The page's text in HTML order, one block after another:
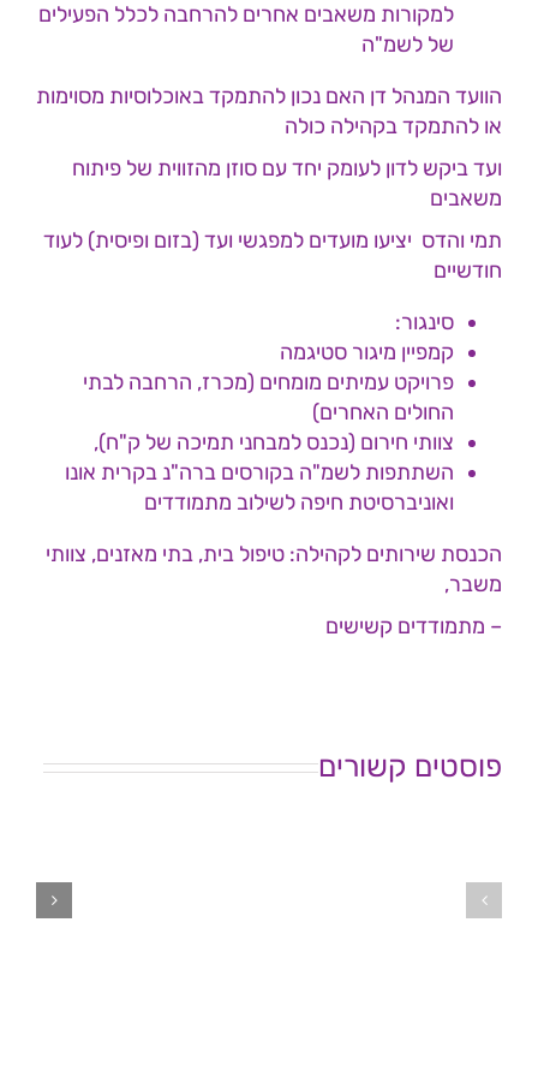
למקורות משאבים אחרים להרחבה לכלל הפעילים
של לשמ"ה
הוועד המנהל דן האם נכון להתמקד באוכלוסיות מסוימות
או להתמקד בקהילה כולה
ועד ביקש לדון לעומק יחד עם סוזן מהזווית של פיתוח
משאבים
תמי והדס יציעו מועדים למפגשי ועד (בזום ופיסית) לעוד
חודשיים
סינגור:
קמפיין מיגור סטיגמה
פרויקט עמיתים מומחים (מכרז, הרחבה לבתי
החולים האחרים)
צוותי חירום (נכנס למבחני תמיכה של ק"ח),
השתתפות לשמ"ה בקורסים ברה"נ בקרית אונו
ואוניברסיטת חיפה לשילוב מתמודדים
הכנסת שירותים לקהילה: טיפול בית, בתי מאזנים, צוותי
משבר,
– מתמודדים קשישים
פוסטים קשורים